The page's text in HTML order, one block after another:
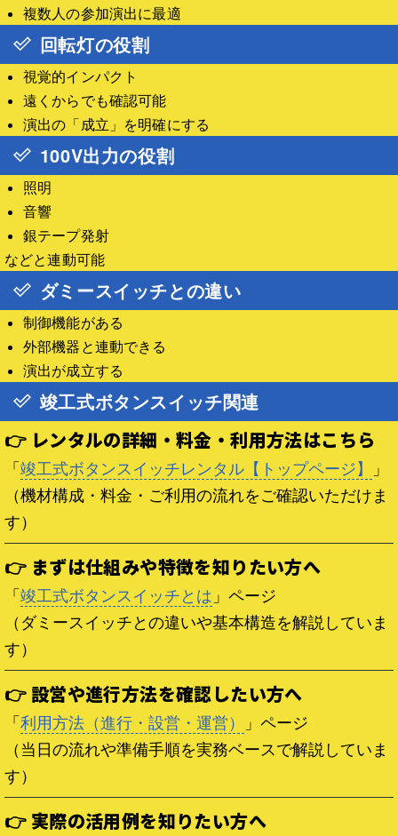
複数人の参加演出に最適
回転灯の役割
視覚的インパクト
遠くからでも確認可能
演出の「成立」を明確にする
100V出力の役割
照明
音響
銀テープ発射
などと連動可能
ダミースイッチとの違い
制御機能がある
外部機器と連動できる
演出が成立する
竣工式ボタンスイッチ関連
👉 レンタルの詳細・料金・利用方法はこちら
「竣工式ボタンスイッチレンタル【トップページ】
」
（機材構成・料金・ご利用の流れをご確認いただけま
す）
👉 まずは仕組みや特徴を知りたい方へ
「竣工式ボタンスイッチとは 」ページ
（ダミースイッチとの違いや基本構造を解説していま
す）
👉 設営や進行方法を確認したい方へ
「利用方法（進行・設営・運営）
」ページ
（当日の流れや準備手順を実務ベースで解説していま
す）
👉 実際の活用例を知りたい方へ